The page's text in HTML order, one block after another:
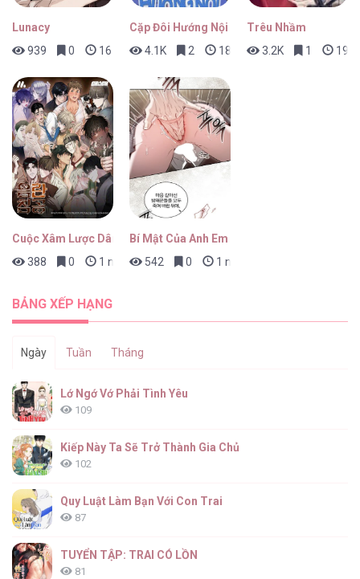
Chap 53
Kể Từ Giờ, Công Nương Sẽ Đình Công [...] –
Chap 52
Chap 50
Chap 49
Lunacy
939
0 16 giờ trước
Cặp Đôi Hướng Nội
4.1K
2 18 giờ trước
Trêu Nhầm
3.2K
1 19
Cuộc Xâm Lược Dâm Đãng
388
0 1 ngày trước
Bí Mật Của Anh Em Quý Tộc
542
0 1 ngày trước
BẢNG XẾP HẠNG
Ngày Tuần Tháng
Lớ Ngớ Vớ Phải Tình Yêu
109
Kiếp Này Ta Sẽ Trở Thành Gia Chủ
102
Quy Luật Làm Bạn Với Con Trai
87
TUYỂN TẬP: TRAI CÓ LỒN
81